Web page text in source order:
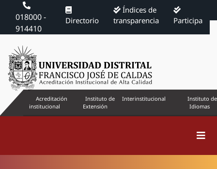
018000 -
914410
Directorio
Índices de
transparencia
Participa
Acreditación
institucional
Instituto de
Extensión
Interinstitucional
Instituto de
Idiomas